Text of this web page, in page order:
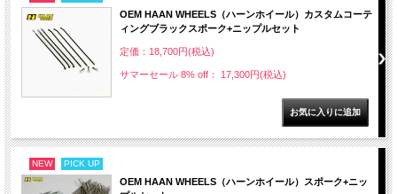
OEM HAAN WHEELS（ハーンホイール）カスタムコーテ
ィングブラックスポーク+ニップルセット
定価：18,700円(税込)
サマーセール 8% off： 17,300円(税込)
NEW PICK UP
OEM HAAN WHEELS（ハーンホイール）スポーク+ニッ